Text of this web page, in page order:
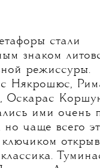
стали
знаком
режиссуры.
Някрошюс,
Оскарас
ими очень
но чаще всего